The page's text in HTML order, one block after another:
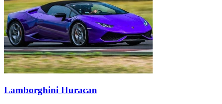
Lamborghini Huracan